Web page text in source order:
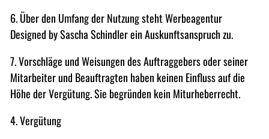
6. Über den Umfang der Nutzung steht Werbeagentur
Designed by Sascha Schindler ein Auskunftsanspruch zu.
7. Vorschläge und Weisungen des Auftraggebers oder seiner
Mitarbeiter und Beauftragten haben keinen Einfluss auf die
Höhe der Vergütung. Sie begründen kein Miturheberrecht.
4. Vergütung